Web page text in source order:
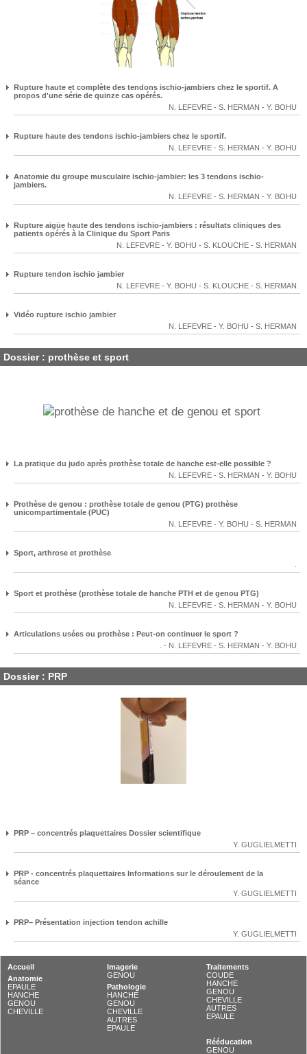
Rupture haute et complète des tendons ischio-jambiers chez le sportif. A
propos d'une série de quinze cas opérés.
N. LEFEVRE - S. HERMAN - Y. BOHU
Rupture haute des tendons ischio-jambiers chez le sportif.
N. LEFEVRE - S. HERMAN - Y. BOHU
Anatomie du groupe musculaire ischio-jambier: les 3 tendons ischio-
jambiers.
N. LEFEVRE - S. HERMAN - Y. BOHU
Rupture aigüe haute des tendons ischio-jambiers : résultats cliniques des
patients opérés à la Clinique du Sport Paris
N. LEFEVRE - Y. BOHU - S. KLOUCHE - S. HERMAN
Rupture tendon ischio jambier
N. LEFEVRE - Y. BOHU - S. KLOUCHE - S. HERMAN
Vidéo rupture ischio jambier
N. LEFEVRE - Y. BOHU - S. HERMAN
Dossier : prothèse et sport
La pratique du judo après prothèse totale de hanche est-elle possible ?
N. LEFEVRE - S. HERMAN - Y. BOHU
Prothèse de genou : prothèse totale de genou (PTG) prothèse
unicompartimentale (PUC)
N. LEFEVRE - Y. BOHU - S. HERMAN
Sport, arthrose et prothèse
.
Sport et prothèse (prothèse totale de hanche PTH et de genou PTG)
N. LEFEVRE - S. HERMAN - Y. BOHU
Articulations usées ou prothèse : Peut-on continuer le sport ?
. - N. LEFEVRE - S. HERMAN - Y. BOHU
Dossier : PRP
PRP – concentrés plaquettaires Dossier scientifique
Y. GUGLIELMETTI
PRP - concentrés plaquettaires Informations sur le déroulement de la
séance
Y. GUGLIELMETTI
PRP– Présentation injection tendon achille
Y. GUGLIELMETTI
Accueil
Anatomie
EPAULE
HANCHE
GENOU
CHEVILLE
Imagerie
GENOU
Pathologie
HANCHE
GENOU
CHEVILLE
AUTRES
EPAULE
Traitements
COUDE
HANCHE
GENOU
CHEVILLE
AUTRES
EPAULE
Rééducation
GENOU